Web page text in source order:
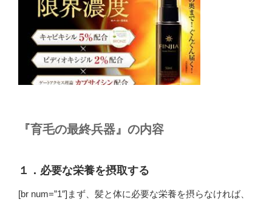
『育毛の最終兵器』の内容
１．必要な栄養を摂取する
[br num=”1″]まず、髪と体に必要な栄養を摂らなければ、